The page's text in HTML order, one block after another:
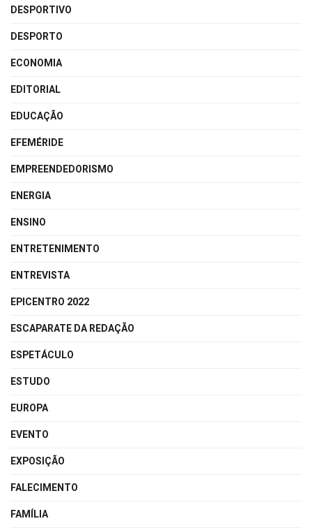
DESPORTIVO
DESPORTO
ECONOMIA
EDITORIAL
EDUCAÇÃO
EFEMÉRIDE
EMPREENDEDORISMO
ENERGIA
ENSINO
ENTRETENIMENTO
ENTREVISTA
EPICENTRO 2022
ESCAPARATE DA REDAÇÃO
ESPETÁCULO
ESTUDO
EUROPA
EVENTO
EXPOSIÇÃO
FALECIMENTO
FAMÍLIA